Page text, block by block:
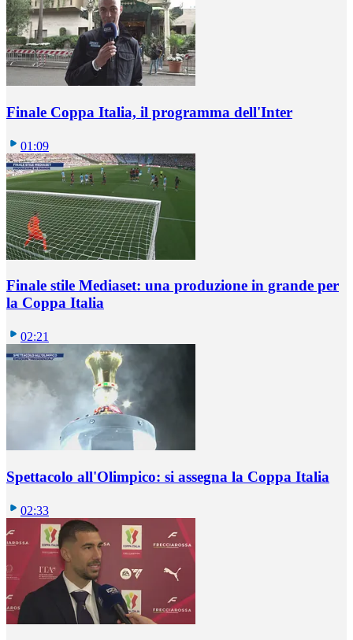
Finale Coppa Italia, il programma dell'Inter
01:09
Finale stile Mediaset: una produzione in grande per
la Coppa Italia
02:21
Spettacolo all'Olimpico: si assegna la Coppa Italia
02:33